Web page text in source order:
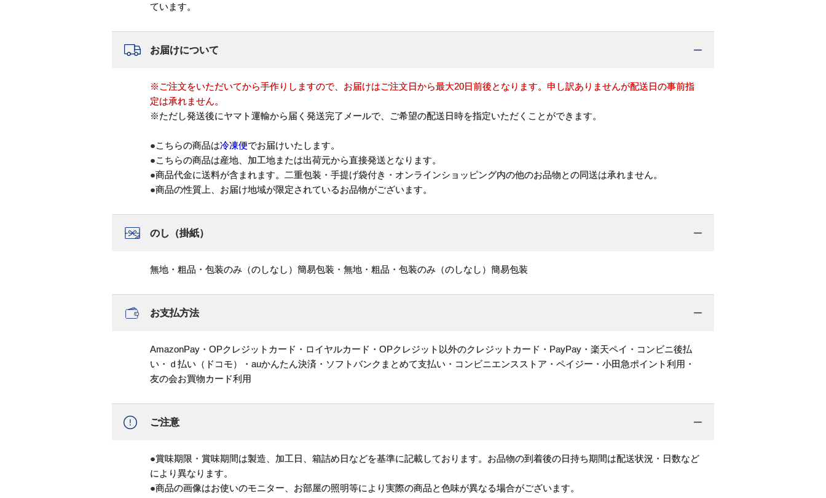
ています。
お届けについて
※ご注文をいただいてから手作りしますので、お届けはご注文日から最大20日前後となります。申し訳ありませんが配送日の事前指
定は承れません。
※ただし発送後にヤマト運輸から届く発送完了メールで、ご希望の配送日時を指定いただくことができます。
●こちらの商品は冷凍便でお届けいたします。
●こちらの商品は産地、加工地または出荷元から直接発送となります。
●商品代金に送料が含まれます。二重包装・手提げ袋付き・オンラインショッピング内の他のお品物との同送は承れません。
●商品の性質上、お届け地域が限定されているお品物がございます。
のし（掛紙）
無地・粗品・包装のみ（のしなし）簡易包装・無地・粗品・包装のみ（のしなし）簡易包装
お支払方法
AmazonPay・OPクレジットカード・ロイヤルカード・OPクレジット以外のクレジットカード・PayPay・楽天ペイ・コンビニ後払
い・ｄ払い（ドコモ）・auかんたん決済・ソフトバンクまとめて支払い・コンビニエンスストア・ペイジー・小田急ポイント利用・
友の会お買物カード利用
ご注意
●賞味期限・賞味期間は製造、加工日、箱詰め日などを基準に記載しております。お品物の到着後の日持ち期間は配送状況・日数など
により異なります。
●商品の画像はお使いのモニター、お部屋の照明等により実際の商品と色味が異なる場合がございます。